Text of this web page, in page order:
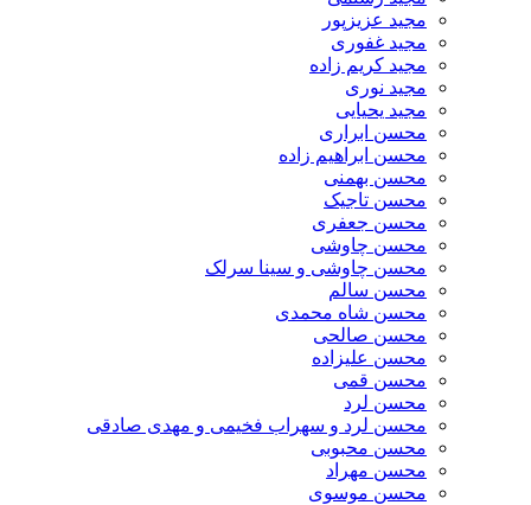
مجید عزیزپور
مجید غفوری
مجید کریم زاده
مجید نوری
مجید یحیایی
محسن ابراری
محسن ابراهیم زاده
محسن بهمنی
محسن تاجیک
محسن جعفری
محسن چاوشی
محسن چاوشی و سینا سرلک
محسن سالم
محسن شاه محمدی
محسن صالحی
محسن علیزاده
محسن قمی
محسن لرد
محسن لرد و سهراب فخیمی و مهدی صادقی
محسن محبوبی
محسن مهراد
محسن موسوی